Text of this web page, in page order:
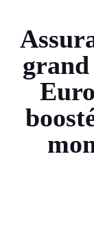
grand